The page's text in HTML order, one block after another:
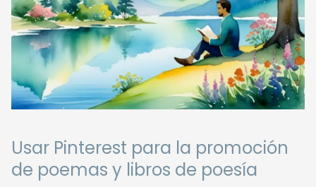
Usar Pinterest para la promoción
de poemas y libros de poesía